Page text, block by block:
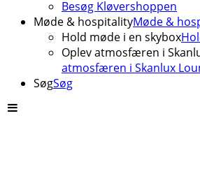
Besøg Kløvershoppen
Møde & hospitalityMøde &
Hold møde i en skybox
Oplev atmosfæren i
atmosfæren i Skanlux
SøgSøg